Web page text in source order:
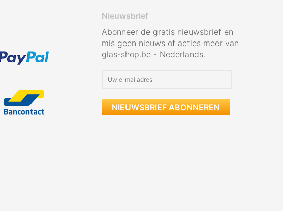
Nieuwsbrief
Abonneer de gratis nieuwsbrief en
mis geen nieuws of acties meer van
glas-shop.be - Nederlands.
NIEUWSBRIEF ABONNEREN